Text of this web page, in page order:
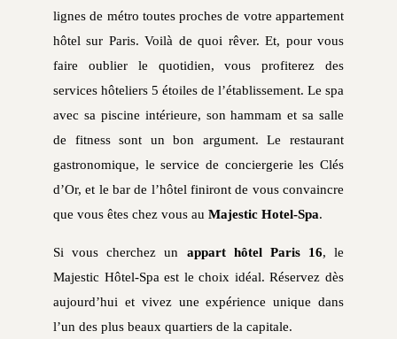
lignes de métro toutes proches de votre appartement
hôtel sur Paris. Voilà de quoi rêver. Et, pour vous
faire oublier le quotidien, vous profiterez des
services hôteliers 5 étoiles de l’établissement. Le spa
avec sa piscine intérieure, son hammam et sa salle
de fitness sont un bon argument. Le restaurant
gastronomique, le service de conciergerie les Clés
d’Or, et le bar de l’hôtel finiront de vous convaincre
que vous êtes chez vous au Majestic Hotel-Spa.
Si vous cherchez un appart hôtel Paris 16, le
Majestic Hôtel-Spa est le choix idéal. Réservez dès
aujourd’hui et vivez une expérience unique dans
l’un des plus beaux quartiers de la capitale.